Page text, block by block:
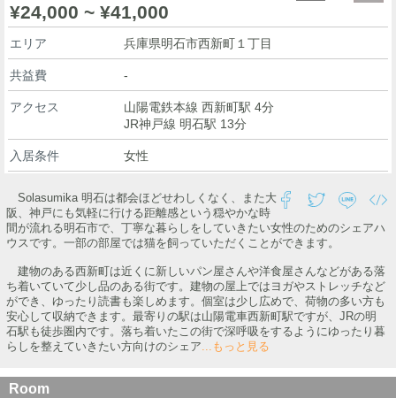
¥24,000 ~ ¥41,000
エリア 兵庫県明石市西新町１丁目
共益費 -
アクセス
山陽電鉄本線 西新町駅 4分
JR神戸線 明石駅 13分
入居条件 女性
Solasumika 明石は都会ほどせわしくなく、また大
阪、神戸にも気軽に行ける距離感という穏やかな時
間が流れる明石市で、丁寧な暮らしをしていきたい女性のためのシェアハ
ウスです。一部の部屋では猫を飼っていただくことができます。
建物のある西新町は近くに新しいパン屋さんや洋食屋さんなどがある落
ち着いていて少し品のある街です。建物の屋上ではヨガやストレッチなど
ができ、ゆったり読書も楽しめます。個室は少し広めで、荷物の多い方も
安心して収納できます。最寄りの駅は山陽電車西新町駅ですが、JRの明
石駅も徒歩圏内です。落ち着いたこの街で深呼吸をするようにゆったり暮
らしを整えていきたい方向けのシェア ...もっと見る
Room